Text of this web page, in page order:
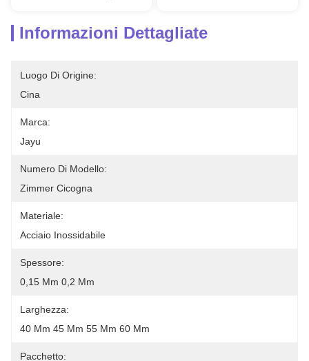
Informazioni Dettagliate
Luogo Di Origine:
Cina
Marca:
Jayu
Numero Di Modello:
Zimmer Cicogna
Materiale:
Acciaio Inossidabile
Spessore:
0,15 Mm 0,2 Mm
Larghezza:
40 Mm 45 Mm 55 Mm 60 Mm
Pacchetto: